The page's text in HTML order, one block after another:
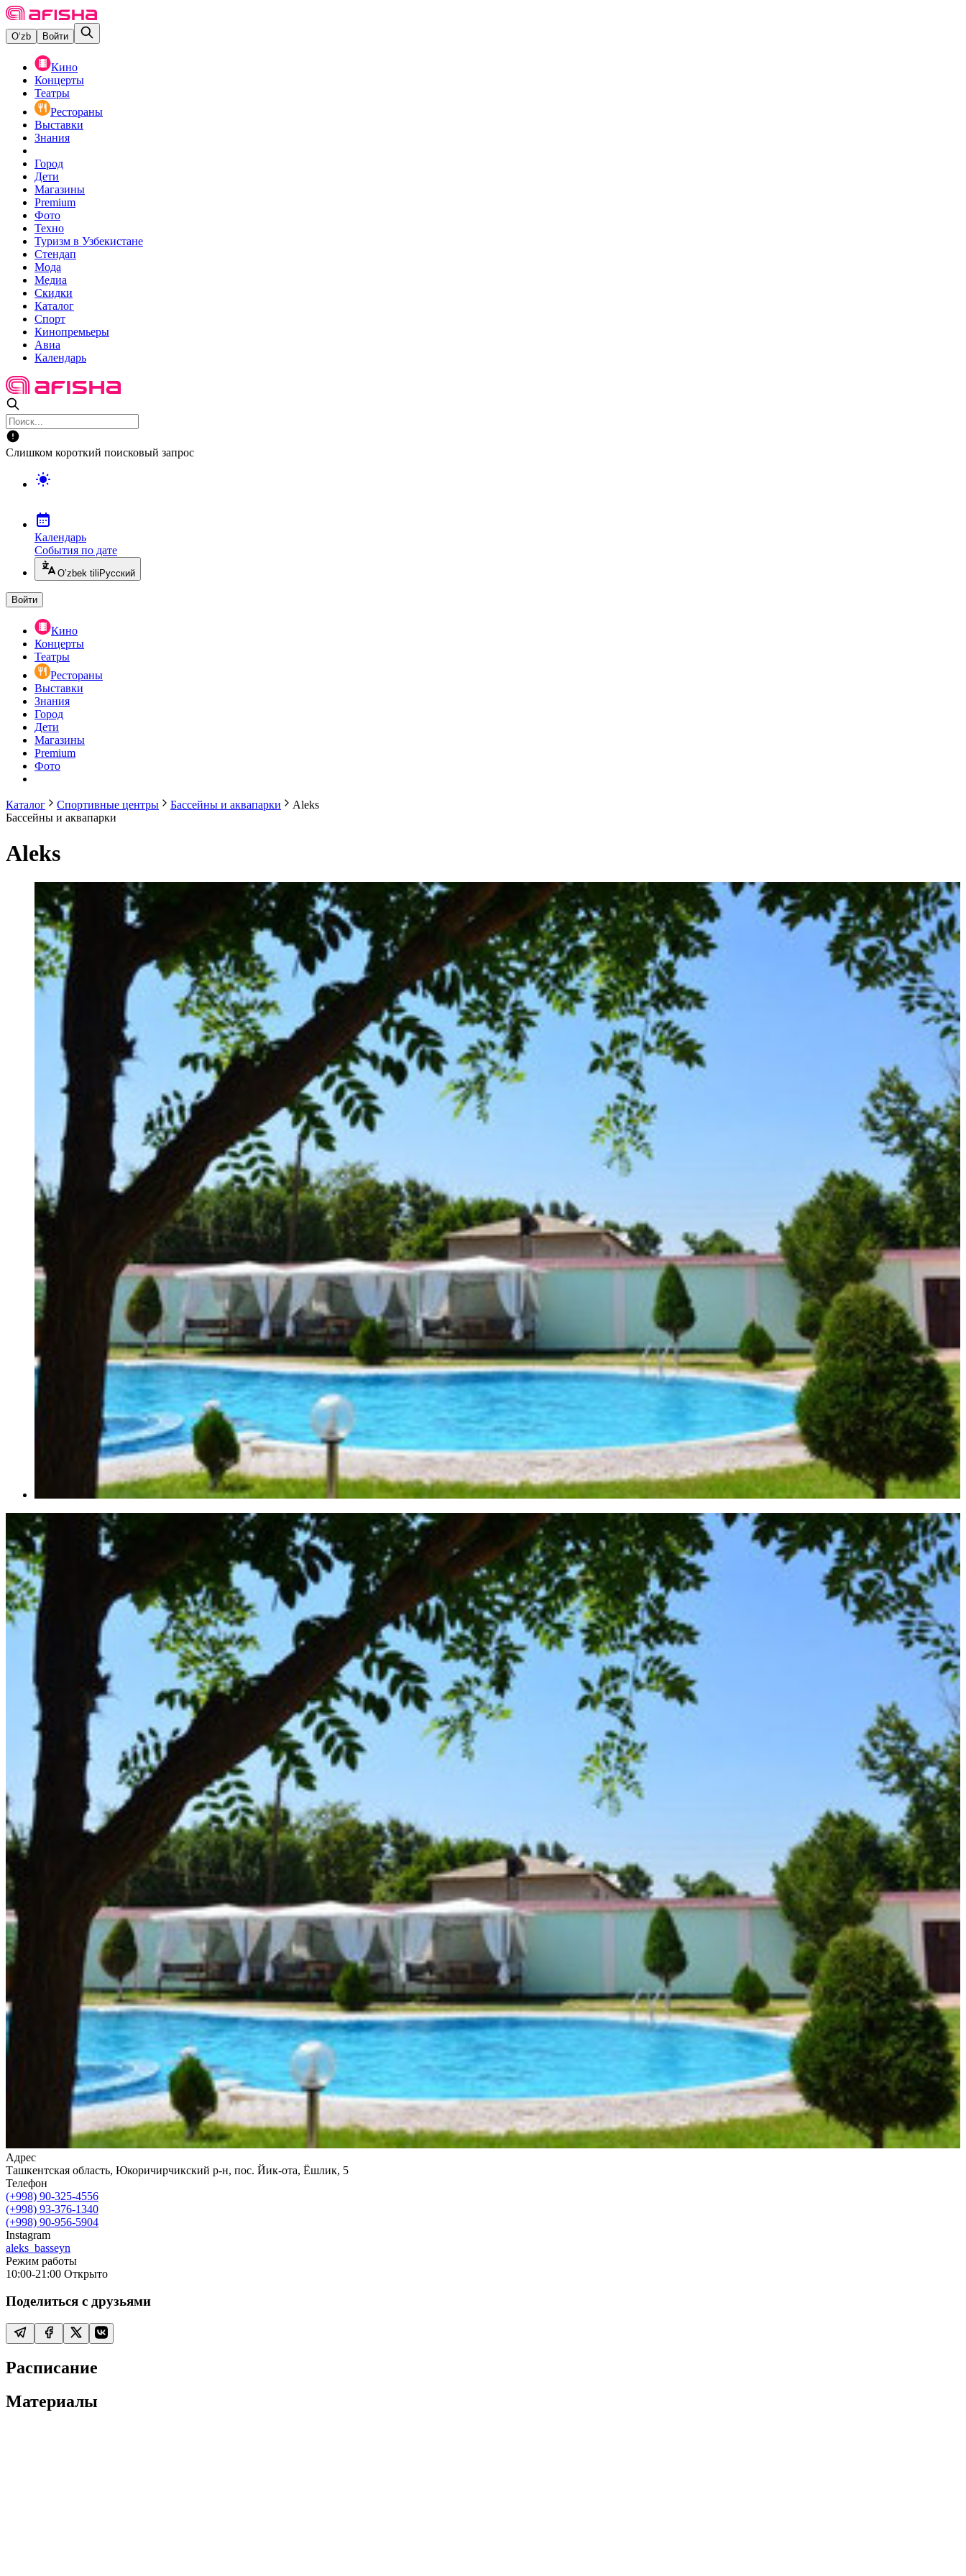
O‘zb Войти
Кино
Концерты
Театры
Рестораны
Выставки
Знания
Город
Дети
Магазины
Premium
Фото
Техно
Туризм в Узбекистане
Стендап
Мода
Медиа
Скидки
Каталог
Спорт
Кинопремьеры
Авиа
Календарь
Слишком короткий поисковый запрос
Календарь
События по дате
O’zbek tili Русский
Войти
Кино
Концерты
Театры
Рестораны
Выставки
Знания
Город
Дети
Магазины
Premium
Фото
Каталог Спортивные центры Бассейны и аквапарки
Aleks
Бассейны и аквапарки
Aleks
Адрес
Ташкентская область, Юкоричирчикский р-н, пос. Йик-ота, Ёшлик, 5
Телефон
(+998) 90-325-4556
(+998) 93-376-1340
(+998) 90-956-5904
Instagram
aleks_basseyn
Режим работы
10:00-21:00 Открыто
Поделиться с друзьями
Расписание
Материалы